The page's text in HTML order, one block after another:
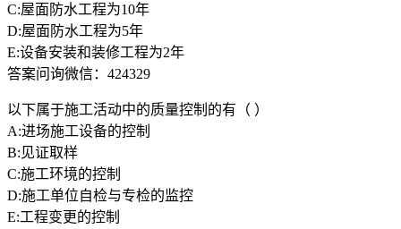
C:屋面防水工程为10年
D:屋面防水工程为5年
E:设备安装和装修工程为2年
答案问询微信：424329
以下属于施工活动中的质量控制的有（ ）
A:进场施工设备的控制
B:见证取样
C:施工环境的控制
D:施工单位自检与专检的监控
E:工程变更的控制